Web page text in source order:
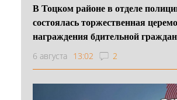
В Тоцком районе в отделе
состоялась торжественная
награждения бдительной
6 августа 13:02 2